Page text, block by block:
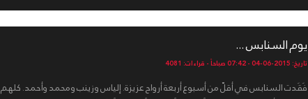
يوم السنابس ...
تاريخ: 2015-06-04 - 07:42 صباحاً - قراءات: 4081
فَقَدت السنابس في أقلّ من أسبوع أربعة أرواح عزيزة. إلياس وزينب ومحمد وأحمد. كلهم